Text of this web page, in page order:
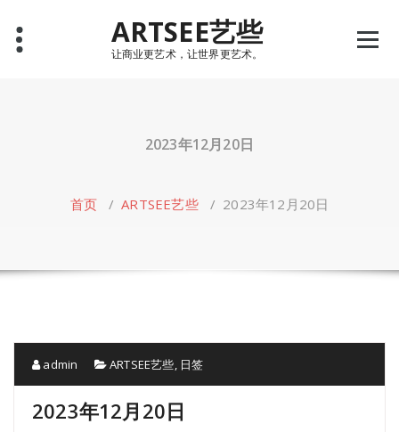
content
ARTSEE艺些
让商业更艺术，让世界更艺术。
2023年12月20日
首页 /ARTSEE艺些/ 2023年12月20日
admin ARTSEE艺些, 日签
2023年12月20日